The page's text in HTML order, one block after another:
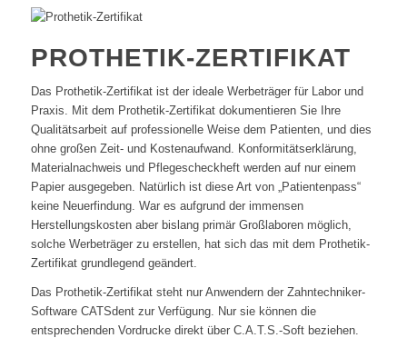
PROTHETIK-ZERTIFIKAT
Das Prothetik-Zertifikat ist der ideale Werbeträger für Labor und
Praxis. Mit dem Prothetik-Zertifikat dokumentieren Sie Ihre
Qualitätsarbeit auf professionelle Weise dem Patienten, und dies
ohne großen Zeit- und Kostenaufwand. Konformitätserklärung,
Materialnachweis und Pflegescheckheft werden auf nur einem
Papier ausgegeben. Natürlich ist diese Art von „Patientenpass“
keine Neuerfindung. War es aufgrund der immensen
Herstellungskosten aber bislang primär Großlaboren möglich,
solche Werbeträger zu erstellen, hat sich das mit dem Prothetik-
Zertifikat grundlegend geändert.
Das Prothetik-Zertifikat steht nur Anwendern der Zahntechniker-
Software CATSdent zur Verfügung. Nur sie können die
entsprechenden Vordrucke direkt über C.A.T.S.-Soft beziehen.